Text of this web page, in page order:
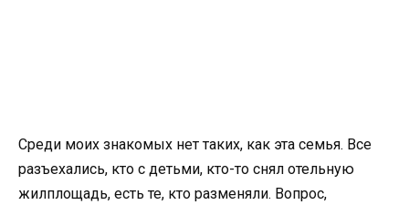
Среди моих знакомых нет таких, как эта семья. Все
разъехались, кто с детьми, кто-то снял отельную
жилплощадь, есть те, кто разменяли. Вопрос,